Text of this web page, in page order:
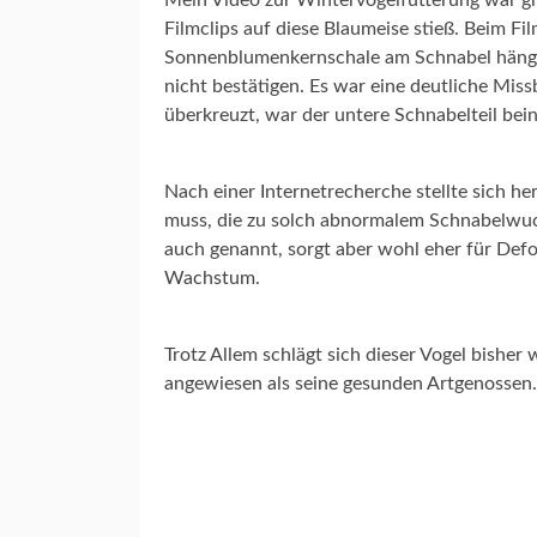
U
T
Z
A
T
U
R
T
G
Filmclips auf diese Blaumeise stieß. Beim
Sonnenblumenkernschale am Schnabel
nicht bestätigen. Es war eine deutliche
überkreuzt, war der untere Schnabelteil
Nach einer Internetrecherche stellte sich
muss, die zu solch abnormalem
auch genannt, sorgt aber wohl eher für
Wachstum.
Trotz Allem schlägt sich dieser Vogel
angewiesen als seine gesunden